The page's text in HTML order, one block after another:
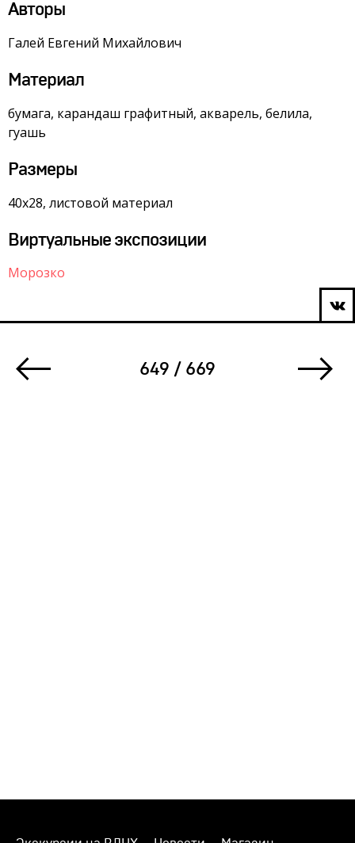
Авторы
Галей Евгений Михайлович
Материал
бумага, карандаш графитный, акварель, белила,
гуашь
Размеры
40х28, листовой материал
Виртуальные экспозиции
Морозко
649 / 669